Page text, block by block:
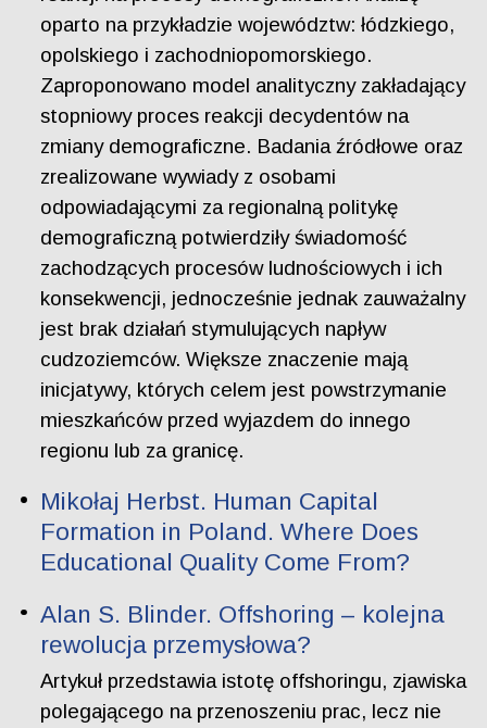
oparto na przykładzie województw: łódzkiego,
opolskiego i zachodniopomorskiego.
Zaproponowano model analityczny zakładający
stopniowy proces reakcji decydentów na
zmiany demograficzne. Badania źródłowe oraz
zrealizowane wywiady z osobami
odpowiadającymi za regionalną politykę
demograficzną potwierdziły świadomość
zachodzących procesów ludnościowych i ich
konsekwencji, jednocześnie jednak zauważalny
jest brak działań stymulujących napływ
cudzoziemców. Większe znaczenie mają
inicjatywy, których celem jest powstrzymanie
mieszkańców przed wyjazdem do innego
regionu lub za granicę.
Mikołaj Herbst. Human Capital
Formation in Poland. Where Does
Educational Quality Come From?
Alan S. Blinder. Offshoring – kolejna
rewolucja przemysłowa?
Artykuł przedstawia istotę offshoringu, zjawiska
polegającego na przenoszeniu prac, lecz nie